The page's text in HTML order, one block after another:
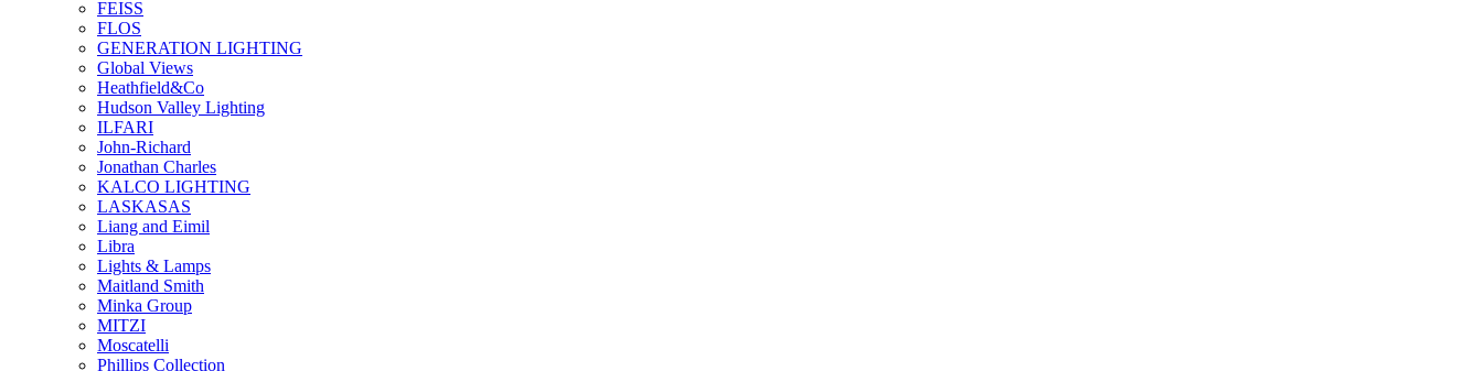
FEISS
FLOS
GENERATION LIGHTING
Global Views
Heathfield&Co
Hudson Valley Lighting
ILFARI
John-Richard
Jonathan Charles
KALCO LIGHTING
LASKASAS
Liang and Eimil
Libra
Lights & Lamps
Maitland Smith
Minka Group
MITZI
Moscatelli
Phillips Collection